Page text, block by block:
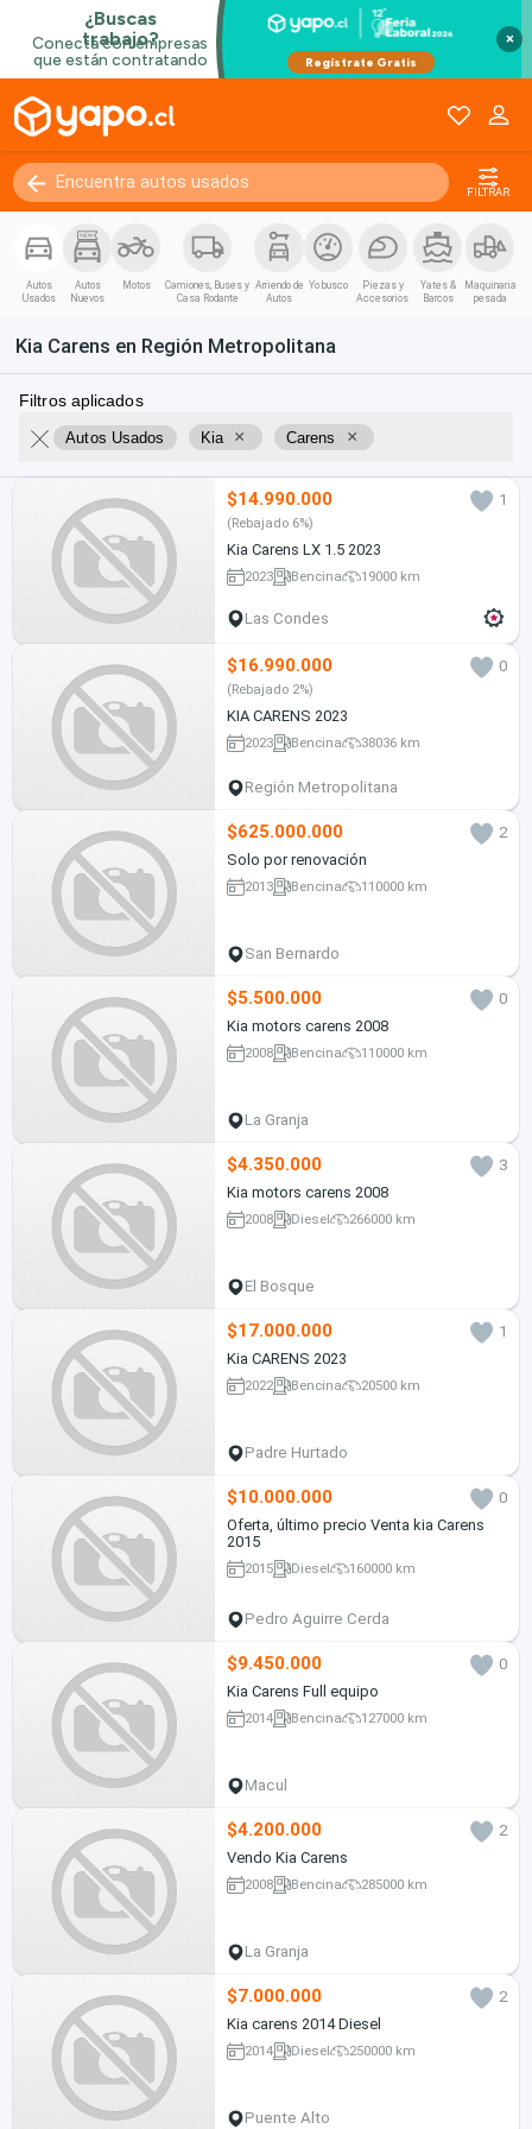
×
FILTRAR
Autos
Usados
Autos
Nuevos
Motos
Camiones, Buses y
Casa Rodante
Arriendo de
Autos
Yo busco
Piezas y
Accesorios
Yates &
Barcos
Maquinaria
pesada
Kia Carens en Región Metropolitana
Filtros aplicados
Autos Usados Kia × Carens ×
$14.990.000 1
(Rebajado 6%)
Kia Carens LX 1.5 2023
2023 Bencina 19000 km
Las Condes
$16.990.000 0
(Rebajado 2%)
KIA CARENS 2023
2023 Bencina 38036 km
Región Metropolitana
$625.000.000
2
Solo por renovación
2013 Bencina 110000 km
San Bernardo
$5.500.000
0
Kia motors carens 2008
2008 Bencina 110000 km
La Granja
$4.350.000
3
Kia motors carens 2008
2008 Diesel 266000 km
El Bosque
$17.000.000
1
Kia CARENS 2023
2022 Bencina 20500 km
Padre Hurtado
$10.000.000
0
Oferta, último precio Venta kia Carens
2015
2015 Diesel 160000 km
Pedro Aguirre Cerda
$9.450.000
0
Kia Carens Full equipo
2014 Bencina 127000 km
Macul
$4.200.000
2
Vendo Kia Carens
2008 Bencina 285000 km
La Granja
$7.000.000
2
Kia carens 2014 Diesel
2014 Diesel 250000 km
Puente Alto